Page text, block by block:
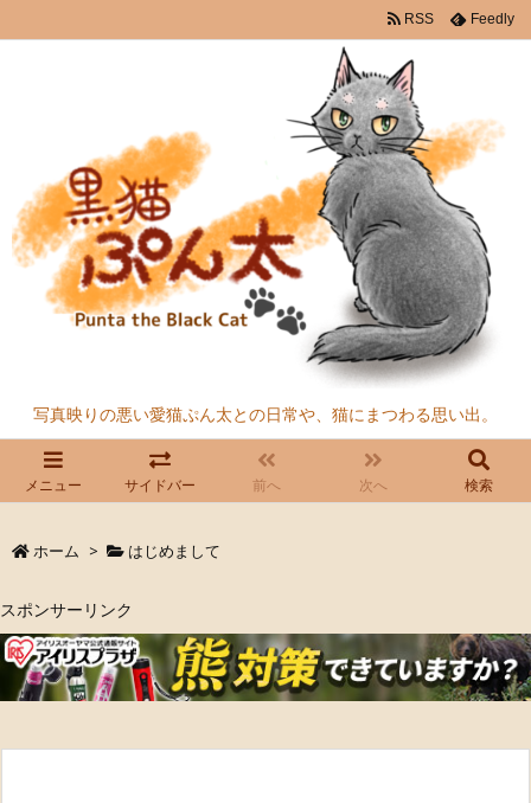
写真映りの悪い愛猫ぷん太との日常や、猫にまつわる思い出。
メニュー サイドバー 前へ 次へ 検索
RSS Feedly
ホーム > はじめまして
スポンサーリンク